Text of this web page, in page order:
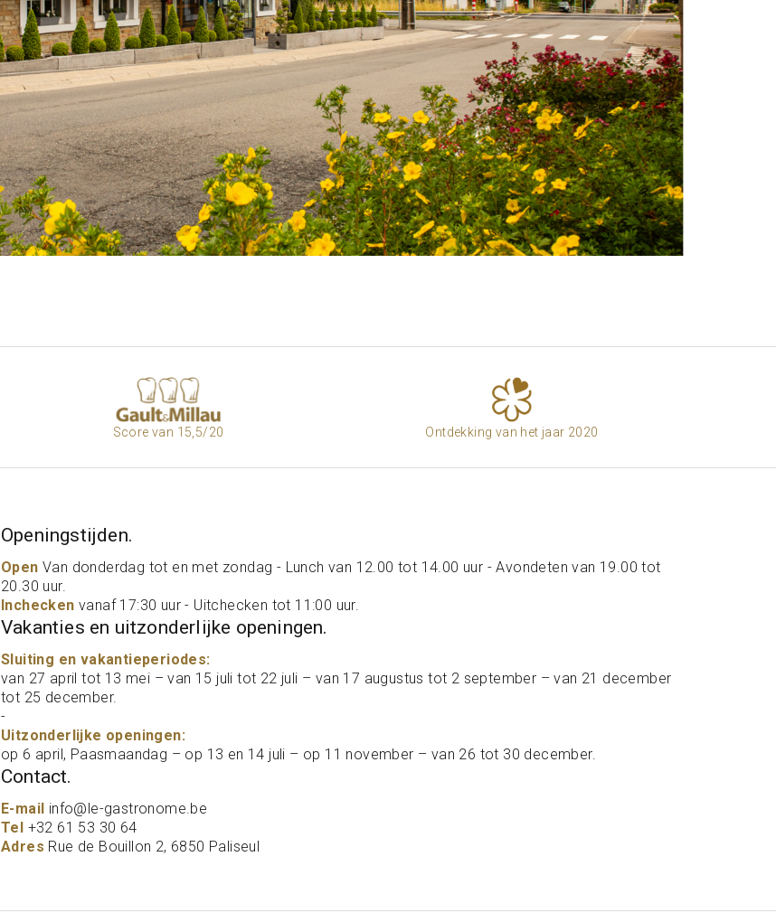
Score van 15,5/20 Ontdekking van het jaar 2020
Openingstijden.
Open Van donderdag tot en met zondag - Lunch van 12.00 tot 14.00 uur - Avondeten van 19.00 tot
20.30 uur.
Inchecken vanaf 17:30 uur - Uitchecken tot 11:00 uur.
Vakanties en uitzonderlijke openingen.
Sluiting en vakantieperiodes:
van 27 april tot 13 mei – van 15 juli tot 22 juli – van 17 augustus tot 2 september – van 21 december
tot 25 december.
-
Uitzonderlijke openingen:
op 6 april, Paasmaandag – op 13 en 14 juli – op 11 november – van 26 tot 30 december.
Contact.
E-mail info@le-gastronome.be
Tel +32 61 53 30 64
Adres Rue de Bouillon 2, 6850 Paliseul